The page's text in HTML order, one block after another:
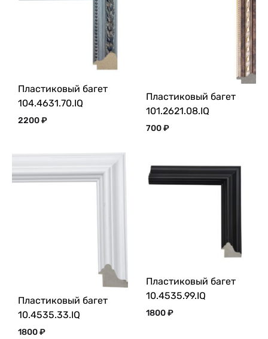
Пластиковый багет
104.4631.70.IQ
2200₽
Пластиковый багет
101.2621.08.IQ
700₽
Пластиковый багет
10.4535.33.IQ
1800₽
Пластиковый багет
10.4535.99.IQ
1800₽